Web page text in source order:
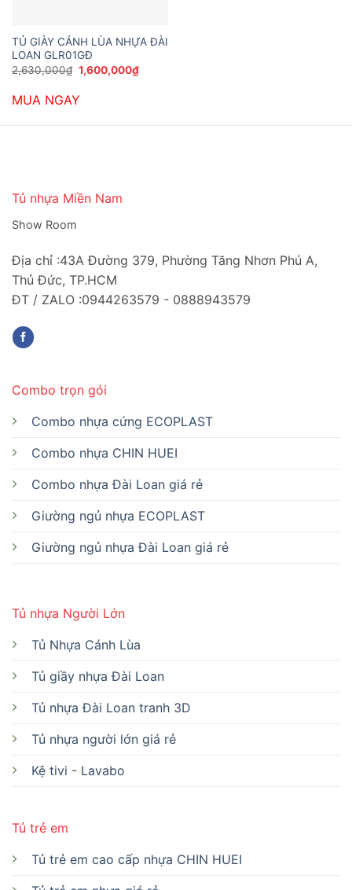
TỦ GIÀY CÁNH LÙA NHỰA ĐÀI
LOAN GLR01GĐ
2,630,000₫ Giá
gốc
2,630,000₫.
1,600,000₫Giá
hiện
MUA NGAY
Tủ nhựa Miền Nam
Show Room
Địa chỉ :43A Đường 379, Phường Tăng Nhơn Phú A,
Thủ Đức, TP.HCM
ĐT / ZALO :0944263579 - 0888943579
Tủ nhựa Người Lớn
Tủ Nhựa Cánh Lùa
Tủ giầy nhựa Đài Loan
Tủ nhựa Đài Loan tranh 3D
Tủ nhựa người lớn giá rẻ
Kệ tivi - Lavabo
Tủ trẻ em
Tủ trẻ em cao cấp nhựa CHIN HUEI
Combo trọn gói
Combo nhựa cứng ECOPLAST
Combo nhựa CHIN HUEI
Combo nhựa Đài Loan giá rẻ
Giường ngủ nhựa ECOPLAST
Giường ngủ nhựa Đài Loan giá rẻ